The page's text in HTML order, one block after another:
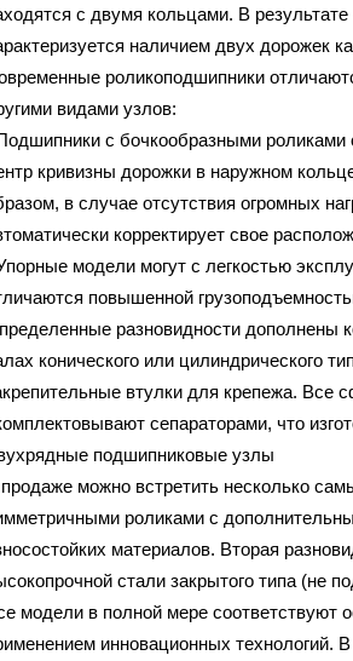
с двумя кольцами. В
наличием двух дорожек
роликоподшипники
видами узлов:
с бочкообразными
кривизны дорожки в наружном
в случае отсутствия огромных
корректирует свое
модели могут с легкостью
повышенной
разновидности дополнены
конического или цилиндрического
втулки для крепежа. Все
сепараторами, что
подшипниковые узлы
можно встретить несколько
роликами с
материалов. Вторая
стали закрытого типа (не
модели в полной мере соответствуют
инновационных технологий.